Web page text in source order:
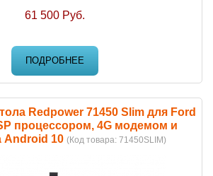
61 500 Руб.
ПОДРОБНЕЕ
Redpower 71450 Slim для Ford
процессором, 4G модемом и
Android 10 (Код товара: 71450SLIM)